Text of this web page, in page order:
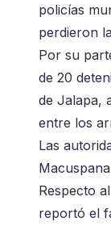
policías
perdieron
Por su
de 20
de Jalapa,
entre los
Las
Respecto
reportó el